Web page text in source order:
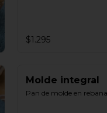
$1.295
Molde integral
Pan de molde en